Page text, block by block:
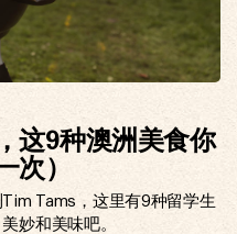
这9种澳洲美食你
次）
Tams，这里有9种留学生
妙和美味吧。